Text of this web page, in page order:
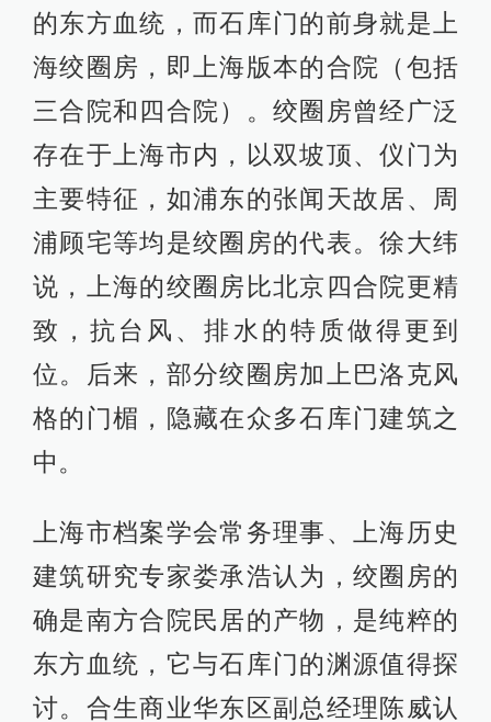
的东方血统，而石库门的前身就是上
海绞圈房，即上海版本的合院（包括
三合院和四合院）。绞圈房曾经广泛
存在于上海市内，以双坡顶、仪门为
主要特征，如浦东的张闻天故居、周
浦顾宅等均是绞圈房的代表。徐大纬
说，上海的绞圈房比北京四合院更精
致，抗台风、排水的特质做得更到
位。后来，部分绞圈房加上巴洛克风
格的门楣，隐藏在众多石库门建筑之
中。
上海市档案学会常务理事、上海历史
建筑研究专家娄承浩认为，绞圈房的
确是南方合院民居的产物，是纯粹的
东方血统，它与石库门的渊源值得探
讨。合生商业华东区副总经理陈威认